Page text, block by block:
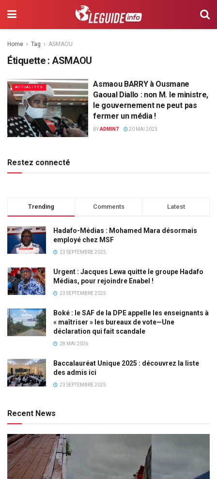
Home Tag ASMAOU
Étiquette :ASMAOU
ACTUALITÉS
Asmaou BARRY à Ousmane
Gaoual Diallo : non M. le ministre,
le gouvernement ne peut pas
fermer un média !
BYADMIN7 20 MAI 2023
Restez connecté
Trending Comments Latest
Hadafo-Médias : Mohamed Mara désormais
employé chez MSF
23 SEPTEMBRE 2025
Urgent : Jacques Lewa quitte le groupe Hadafo
Médias, pour rejoindre Enabel !
23 SEPTEMBRE 2025
Boké : le SAF de la DPE appelle les enseignants à
« maîtriser » les bureaux de vote—Une
déclaration qui fait scandale
28 MAI 2026
Baccalauréat Unique 2025 : découvrez la liste
des admis ici
23 SEPTEMBRE 2025
Recent News